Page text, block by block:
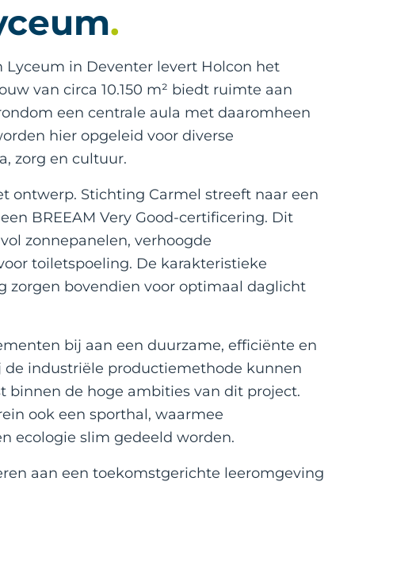
in Deventer levert Holcon het
van circa 10.150 m² biedt ruimte aan
een centrale aula met daaromheen
hier opgeleid voor diverse
zorg en cultuur.
ontwerp. Stichting Carmel streeft naar een
BREEAM Very Good-certificering. Dit
zonnepanelen, verhoogde
toiletspoeling. De karakteristieke
zorgen bovendien voor optimaal daglicht
bij aan een duurzame, efficiënte en
industriële productiemethode kunnen
binnen de hoge ambities van dit project.
ook een sporthal, waarmee
ecologie slim gedeeld worden.
aan een toekomstgerichte leeromgeving